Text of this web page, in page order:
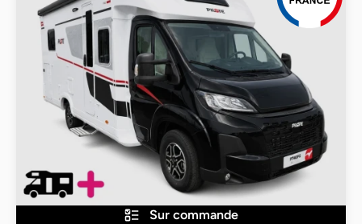
Sur commande